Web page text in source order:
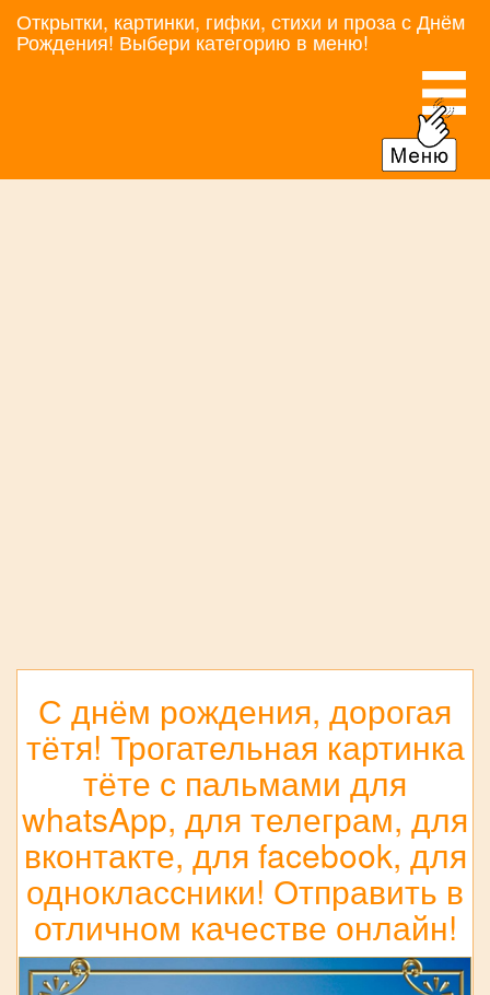
Открытки, картинки, гифки, стихи и проза с Днём
Рождения! Выбери категорию в меню!
С днём рождения, дорогая
тётя! Трогательная картинка
тёте с пальмами для
whatsApp, для телеграм, для
вконтакте, для facebook, для
одноклассники! Отправить в
отличном качестве онлайн!